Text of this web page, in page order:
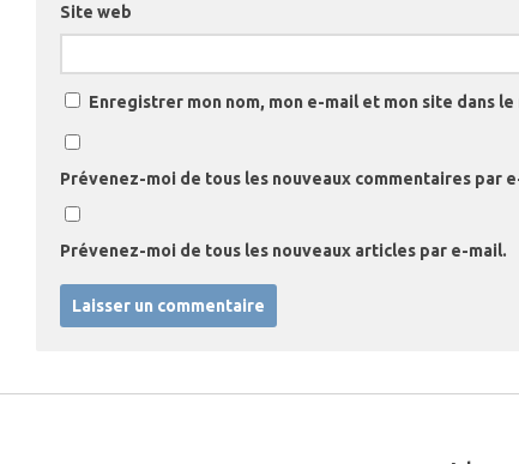
Site web
Enregistrer mon nom, mon e-mail et mon site dans
Prévenez-moi de tous les nouveaux commentaires par
Prévenez-moi de tous les nouveaux articles par e-mail.